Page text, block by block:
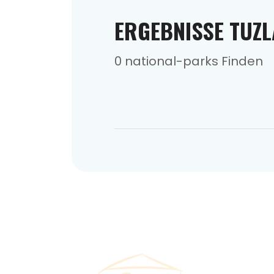
ERGEBNISSE
0 national-parks Finden